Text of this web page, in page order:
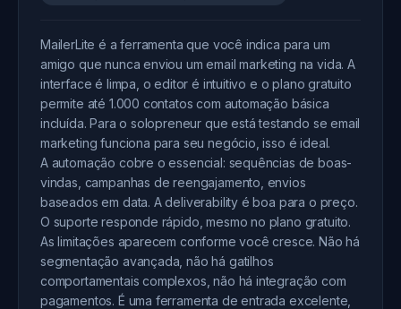
MailerLite é a ferramenta que você indica para um
amigo que nunca enviou um email marketing na vida. A
interface é limpa, o editor é intuitivo e o plano gratuito
permite até 1.000 contatos com automação básica
incluída. Para o solopreneur que está testando se email
marketing funciona para seu negócio, isso é ideal.
A automação cobre o essencial: sequências de boas-
vindas, campanhas de reengajamento, envios
baseados em data. A deliverability é boa para o preço.
O suporte responde rápido, mesmo no plano gratuito.
As limitações aparecem conforme você cresce. Não há
segmentação avançada, não há gatilhos
comportamentais complexos, não há integração com
pagamentos. É uma ferramenta de entrada excelente,